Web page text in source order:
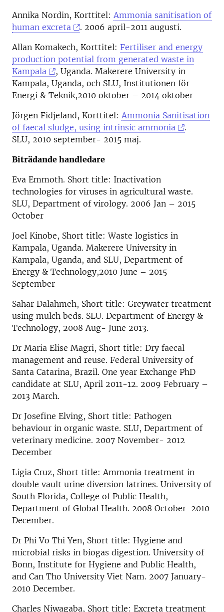
Annika Nordin, Korttitel: Ammonia sanitisation of
human excreta
. 2006 april-2011 augusti.
Allan Komakech, Korttitel: Fertiliser and energy
production potential from generated waste in
Kampala
, Uganda. Makerere University in
Kampala, Uganda, och SLU, Institutionen för
Energi & Teknik,2010 oktober – 2014 oktober
Jörgen Fidjeland, Korttitel: Ammonia Sanitisation
of faecal sludge, using intrinsic ammonia
.
SLU, 2010 september- 2015 maj.
Biträdande handledare
Eva Emmoth. Short title: Inactivation
technologies for viruses in agricultural waste.
SLU, Department of virology. 2006 Jan – 2015
October
Joel Kinobe, Short title: Waste logistics in
Kampala, Uganda. Makerere University in
Kampala, Uganda, and SLU, Department of
Energy & Technology,2010 June – 2015
September
Sahar Dalahmeh, Short title: Greywater treatment
using mulch beds. SLU. Department of Energy &
Technology, 2008 Aug- June 2013.
Dr Maria Elise Magri, Short title: Dry faecal
management and reuse. Federal University of
Santa Catarina, Brazil. One year Exchange PhD
candidate at SLU, April 2011-12. 2009 February –
2013 March.
Dr Josefine Elving, Short title: Pathogen
behaviour in organic waste. SLU, Department of
veterinary medicine. 2007 November- 2012
December
Ligia Cruz, Short title: Ammonia treatment in
double vault urine diversion latrines. University of
South Florida, College of Public Health,
Department of Global Health. 2008 October-2010
December.
Dr Phi Vo Thi Yen, Short title: Hygiene and
microbial risks in biogas digestion. University of
Bonn, Institute for Hygiene and Public Health,
and Can Tho University Viet Nam. 2007 January-
2010 December.
Charles Niwagaba, Short title: Excreta treatment